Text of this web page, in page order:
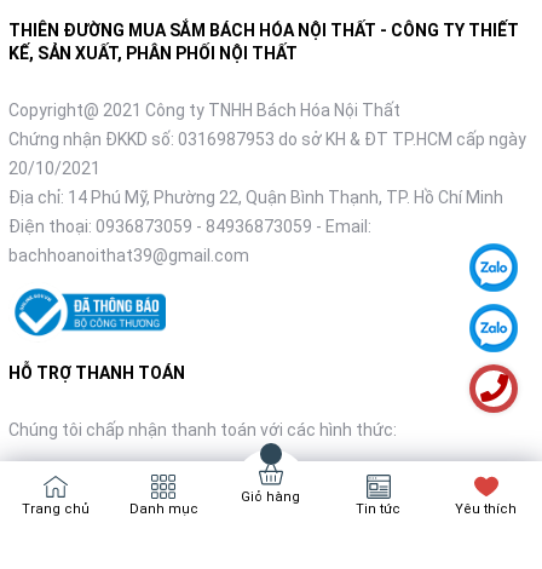
THIÊN ĐƯỜNG MUA SẮM BÁCH HÓA NỘI THẤT - CÔNG TY THIẾT
KẾ, SẢN XUẤT, PHÂN PHỐI NỘI THẤT
Copyright@ 2021 Công ty TNHH Bách Hóa Nội Thất
Chứng nhận ĐKKD số: 0316987953 do sở KH & ĐT TP.HCM cấp ngày
20/10/2021
Địa chỉ: 14 Phú Mỹ, Phường 22, Quận Bình Thạnh, TP. Hồ Chí Minh
Điện thoại: 0936873059 - 84936873059 - Email:
bachhoanoithat39@gmail.com
HỖ TRỢ THANH TOÁN
Chúng tôi chấp nhận thanh toán với các hình thức:
Trang chủ Danh mục
Giỏ hàng
Tin tức Yêu thích